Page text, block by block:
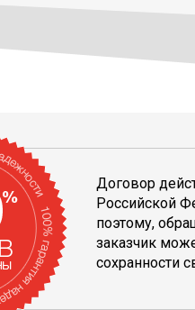
Договор
Российской
поэтому,
заказчик
сохранности